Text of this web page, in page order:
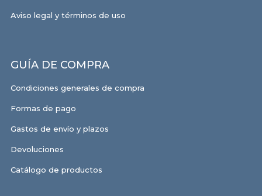
Aviso legal y términos de uso
GUÍA DE COMPRA
Condiciones generales de compra
Formas de pago
Gastos de envío y plazos
Devoluciones
Catálogo de productos